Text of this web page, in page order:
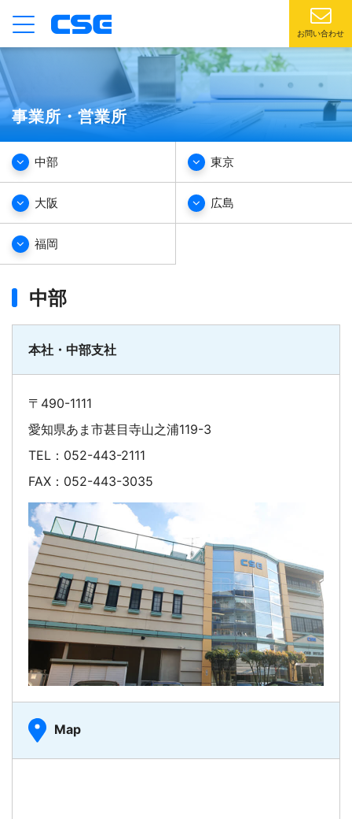
お問い合わせ
事業所・営業所
中部 東京
大阪 広島
福岡
中部
本社・中部支社
〒490-1111
愛知県あま市甚目寺山之浦119-3
TEL：052-443-2111
FAX：052-443-3035
Map